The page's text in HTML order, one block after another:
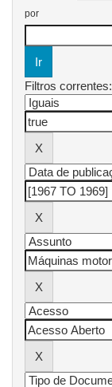
por
Filtros correntes: